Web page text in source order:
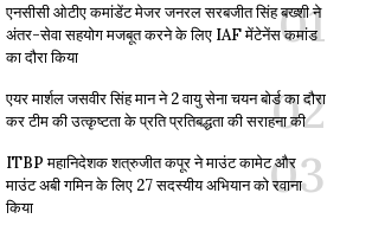
एनसीसी ओटीए कमांडेंट मेजर जनरल सरबजीत सिंह बख्शी ने
अंतर-सेवा सहयोग मजबूत करने के लिए IAF मेंटेनेंस कमांड
का दौरा किया
एयर मार्शल जसवीर सिंह मान ने 2 वायु सेना चयन बोर्ड का दौरा
कर टीम की उत्कृष्टता के प्रति प्रतिबद्धता की सराहना की
ITBP महानिदेशक शत्रुजीत कपूर ने माउंट कामेट और
माउंट अबी गमिन के लिए 27 सदस्यीय अभियान को रवाना
किया